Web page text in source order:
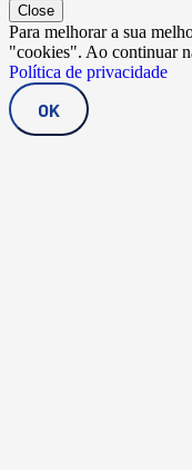
Close
Para melhorar a sua
"cookies". Ao continuar
Política de privacidade
OK